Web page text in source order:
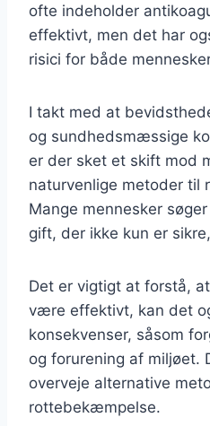
ofte indeholder
effektivt, men det har
risici for både
I takt med at
og sundhedsmæssige
er der sket et skift mod
naturvenlige metoder til
Mange mennesker
gift, der ikke kun er
Det er vigtigt at forstå,
være effektivt, kan det
konsekvenser, såsom
og forurening af miljøet.
overveje alternative
rottebekæmpelse.